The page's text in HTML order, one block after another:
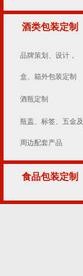
酒类包装定制
品牌策划、设计，
盒、箱外包装定制
酒瓶定制
瓶盖、标签、五金及
周边配套产品
食品包装定制